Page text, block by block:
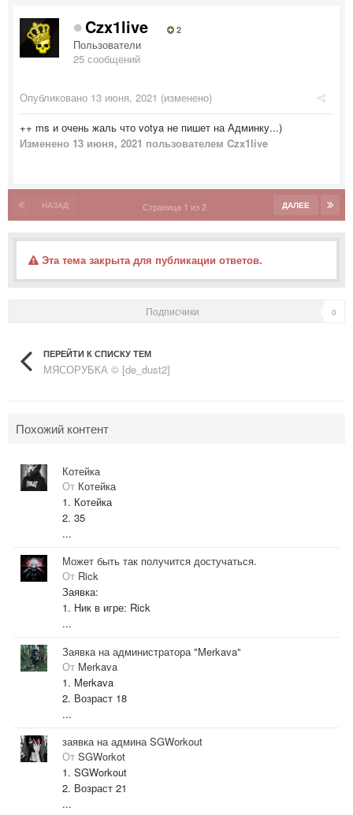
Czx1live 2
Пользователи
25 сообщений
Опубликовано 13 июня, 2021 (изменено)
++ ms и очень жаль что votya не пишет на Админку...)
Изменено 13 июня, 2021 пользователем Czx1live
НАЗАД ДАЛЕЕ
Страница 1 из 2
Эта тема закрыта для публикации ответов.
Подписчики 0
ПЕРЕЙТИ К СПИСКУ ТЕМ
МЯСОРУБКА © [de_dust2]
Похожий контент
Котейка
От Котейка
1. Котейка
2. 35
...
Может быть так получится достучаться.
От Rick
Заявка:
1. Ник в игре: Rick
...
Заявка на администратора "Merkava"
От Merkava
1. Merkava
2. Возраст 18
...
заявка на админа SGWorkout
От SGWorkot
1. SGWorkout
2. Возраст 21
...